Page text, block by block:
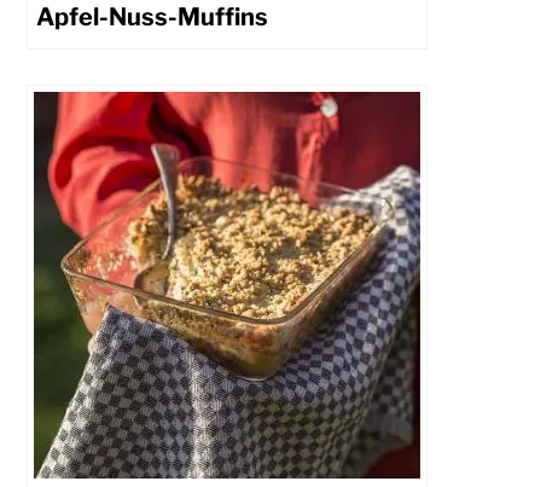
Apfel-Nuss-Muffins